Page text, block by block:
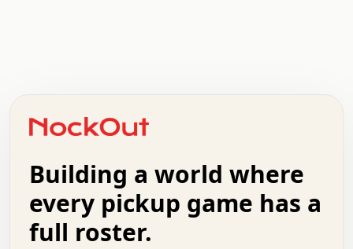
+   .   .   .   .   .   .   .   .   .   +   .   .
.   .   .   .   .   .   .   .   .   .   .   :   .
.   .   .   .   +   .   .   .   .   .   .   .   +
.   :   .   .   .   .   .   .   .   .   o   .   .
.   .   x   .   .   .   .   .   .   :   .   .   o
.   .   .   .   :   .   .   .   .   o   .   .   .
Building a world where
every pickup game has a
full roster.